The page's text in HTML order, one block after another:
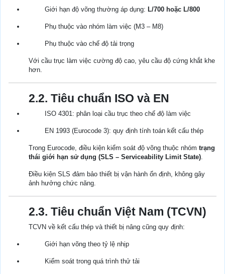
Giới hạn độ võng thường áp dụng: L/700 hoặc L/800
Phụ thuộc vào nhóm làm việc (M3 – M8)
Phụ thuộc vào chế độ tải trọng
Với cầu trục làm việc cường độ cao, yêu cầu độ cứng khắt khe
hơn.
2.2. Tiêu chuẩn ISO và EN
ISO 4301: phân loại cầu trục theo chế độ làm việc
EN 1993 (Eurocode 3): quy định tính toán kết cấu thép
Trong Eurocode, điều kiện kiểm soát độ võng thuộc nhóm trạng
thái giới hạn sử dụng (SLS – Serviceability Limit State).
Điều kiện SLS đảm bảo thiết bị vận hành ổn định, không gây
ảnh hưởng chức năng.
2.3. Tiêu chuẩn Việt Nam (TCVN)
TCVN về kết cấu thép và thiết bị nâng cũng quy định:
Giới hạn võng theo tỷ lệ nhịp
Kiểm soát trong quá trình thử tải